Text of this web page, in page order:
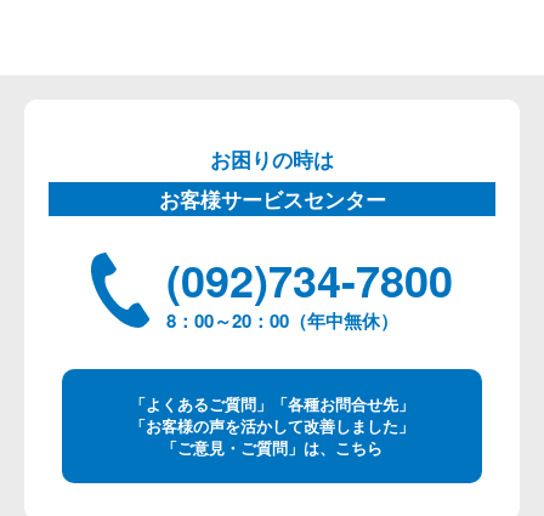
お困りの時は
お客様サービスセンター
(092)734-7800
8：00～20：00（年中無休）
「よくあるご質問」「各種お問合せ先」
「お客様の声を活かして改善しました」
「ご意見・ご質問」は、こちら